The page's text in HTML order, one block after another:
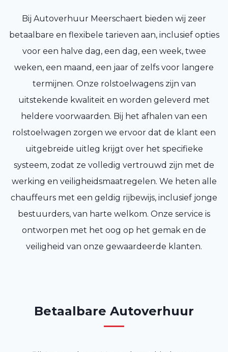
Bij Autoverhuur Meerschaert bieden wij zeer
betaalbare en flexibele tarieven aan, inclusief opties
voor een halve dag, een dag, een week, twee
weken, een maand, een jaar of zelfs voor langere
termijnen. Onze rolstoelwagens zijn van
uitstekende kwaliteit en worden geleverd met
heldere voorwaarden. Bij het afhalen van een
rolstoelwagen zorgen we ervoor dat de klant een
uitgebreide uitleg krijgt over het specifieke
systeem, zodat ze volledig vertrouwd zijn met de
werking en veiligheidsmaatregelen. We heten alle
chauffeurs met een geldig rijbewijs, inclusief jonge
bestuurders, van harte welkom. Onze service is
ontworpen met het oog op het gemak en de
veiligheid van onze gewaardeerde klanten.
Betaalbare Autoverhuur